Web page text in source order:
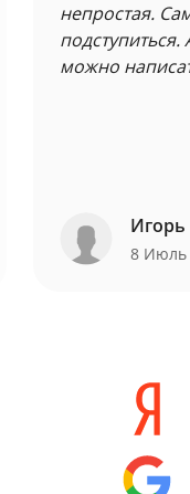
непростая.
подступиться.
можно
Игорь
8 Июль